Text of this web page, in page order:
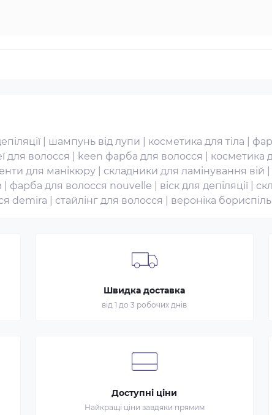
шампунь від лупи косметика для тіла
для волосся keen фарба для волосся косметика
для манікюру складники для ламінування вій
фарба для волосся nouvelle віск для депіляції
demira стайлінг для волосся вероніка бориспіль
Швидка доставка
від 1 до 3 робочих днів
Доступні ціни
Найкращі ціни завдяки прямим